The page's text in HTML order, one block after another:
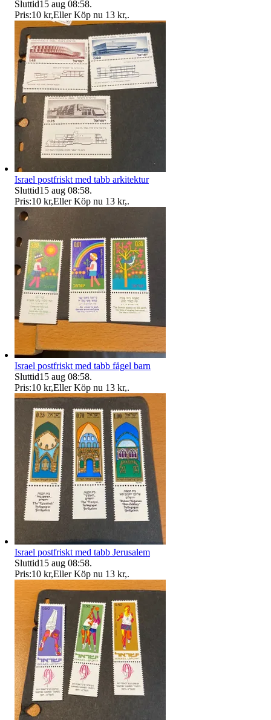
Sluttid15 aug 08:58.
Pris:10 kr,Eller Köp nu 13 kr,.
Israel postfriskt med tabb arkitektur
Sluttid15 aug 08:58.
Pris:10 kr,Eller Köp nu 13 kr,.
Israel postfriskt med tabb fågel barn
Sluttid15 aug 08:58.
Pris:10 kr,Eller Köp nu 13 kr,.
Israel postfriskt med tabb Jerusalem
Sluttid15 aug 08:58.
Pris:10 kr,Eller Köp nu 13 kr,.